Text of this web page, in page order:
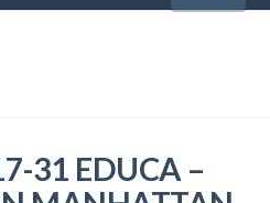
31 EDUCA –